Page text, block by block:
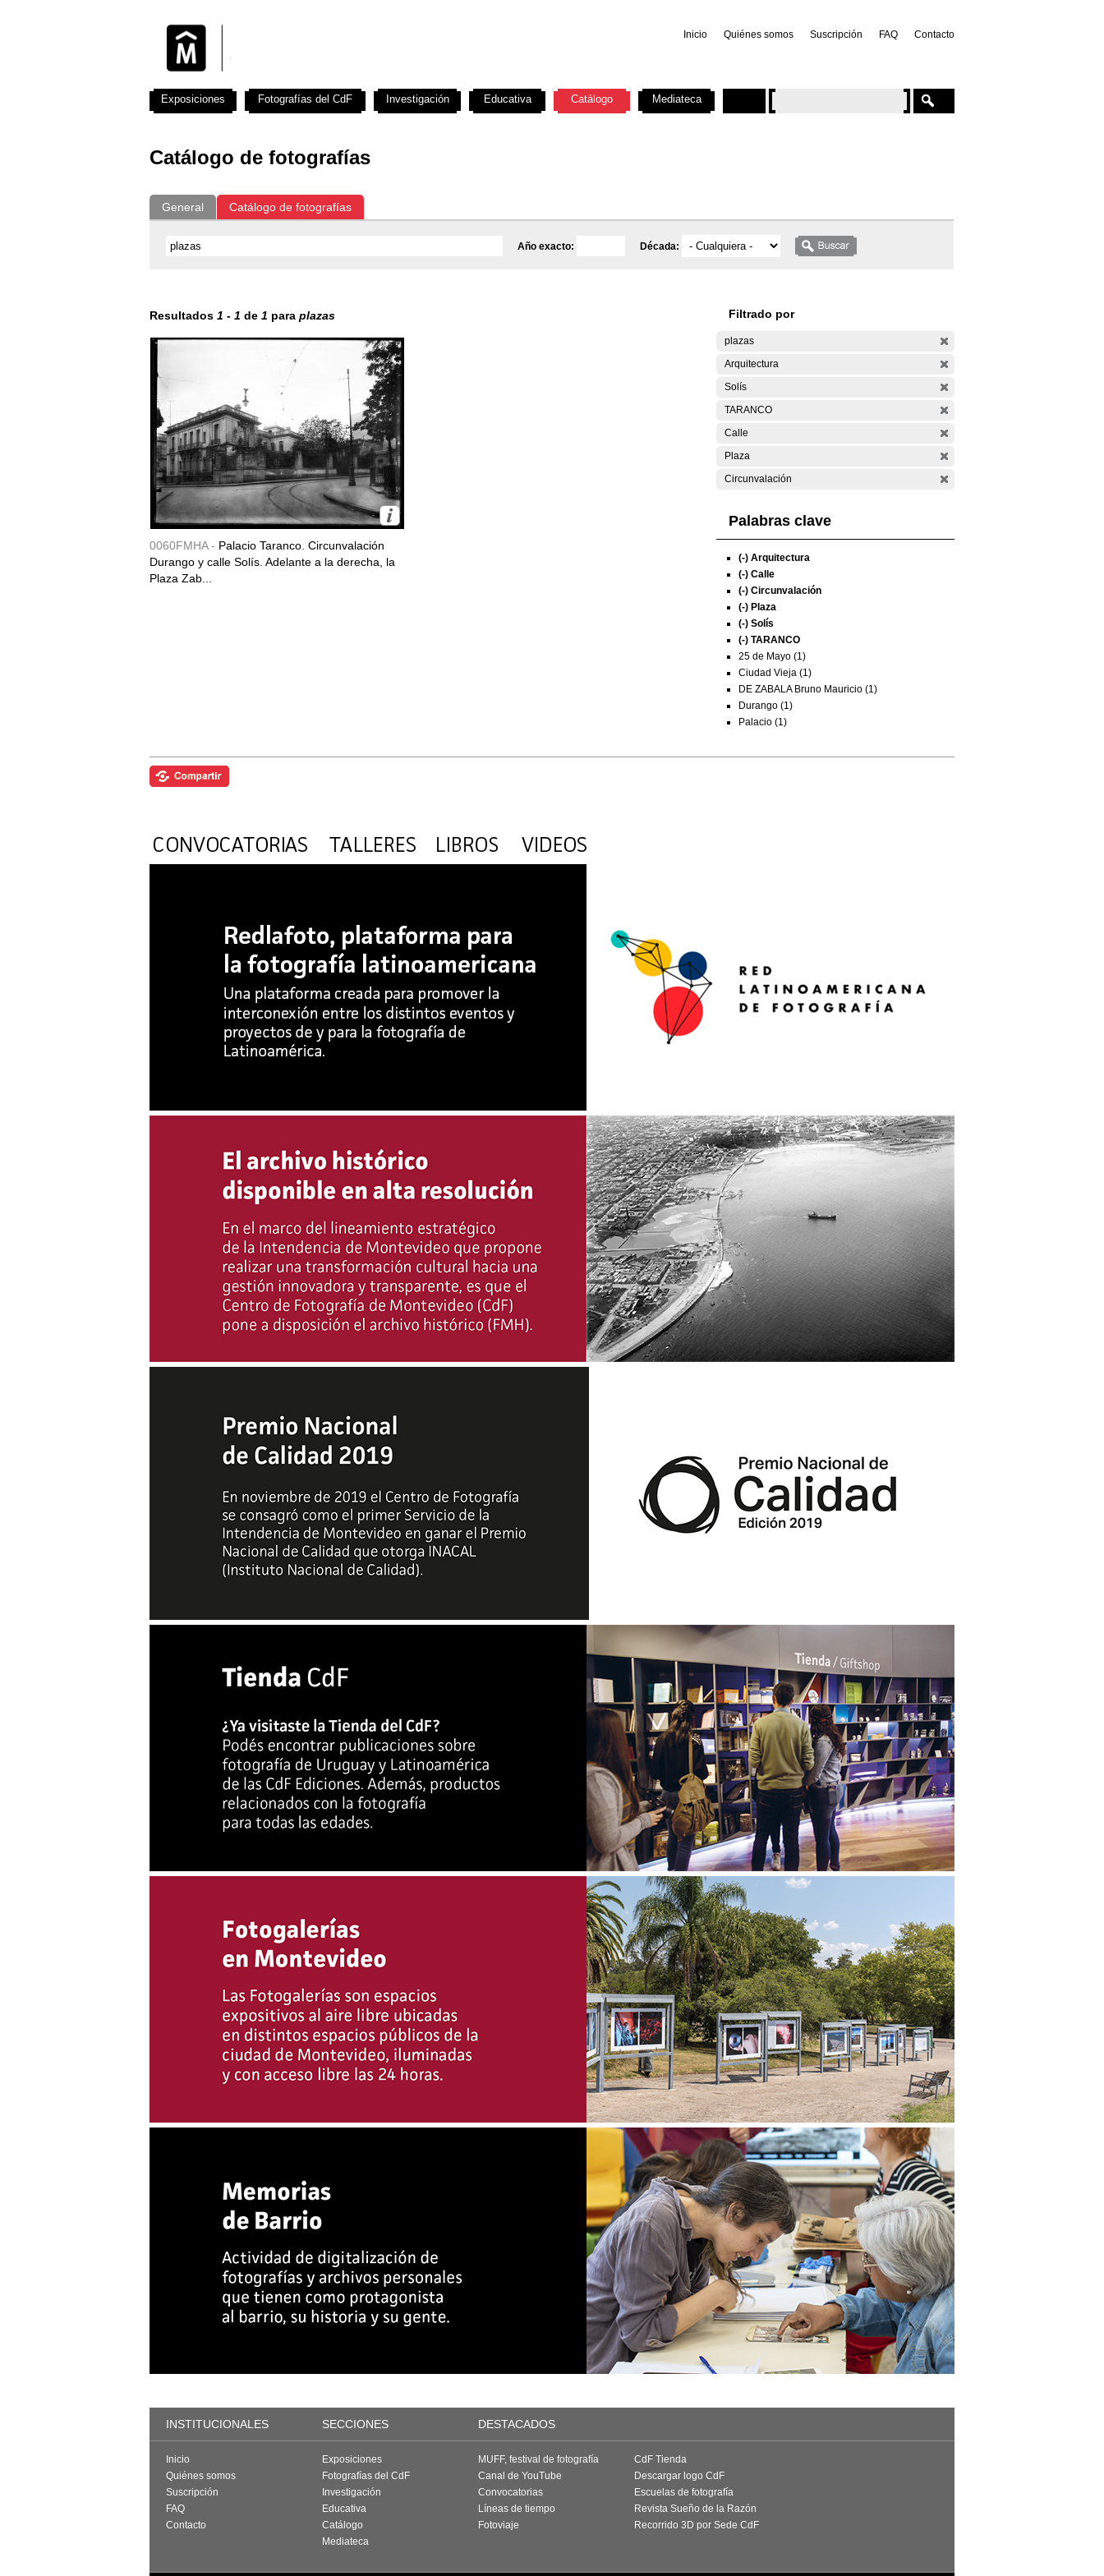
Inicio Quiénes somos Suscripción FAQ Contacto
Catálogo de fotografías
General Catálogo de fotografías
Año exacto: Década:
Resultados 1 - 1 de 1 para plazas
0060FMHA - Palacio Taranco. Circunvalación
Durango y calle Solís. Adelante a la derecha, la
Plaza Zab...
Filtrado por
plazas
Arquitectura
Solís
TARANCO
Calle
Plaza
Circunvalación
Palabras clave
(-) Arquitectura
(-) Calle
(-) Circunvalación
(-) Plaza
(-) Solís
(-) TARANCO
25 de Mayo (1)
Ciudad Vieja (1)
DE ZABALA Bruno Mauricio (1)
Durango (1)
Palacio (1)
Exposiciones Fotografías del CdF Investigación Educativa Catálogo Mediateca
INSTITUCIONALES SECCIONES DESTACADOS
Inicio
Quiénes somos
Suscripción
FAQ
Contacto
Exposiciones
Fotografías del CdF
Investigación
Educativa
Catálogo
Mediateca
MUFF, festival de fotografía
Canal de YouTube
Convocatorias
Líneas de tiempo
Fotoviaje
CdF Tienda
Descargar logo CdF
Escuelas de fotografía
Revista Sueño de la Razón
Recorrido 3D por Sede CdF